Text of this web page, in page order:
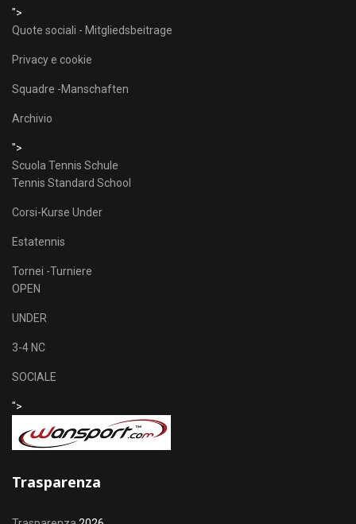
">
Quote sociali - Mitgliedsbeitrage
Privacy e cookie
Squadre -Manschaften
Archivio
">
Scuola Tennis Schule
Tennis Standard School
Corsi-Kurse Under
Estatennis
Tornei -Turniere
OPEN
UNDER
3-4 NC
SOCIALE
">
Trasparenza